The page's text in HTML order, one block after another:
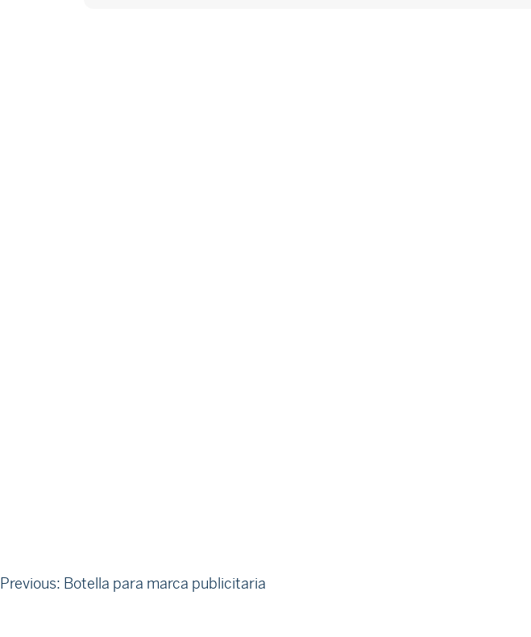
Navegació
Previous: Botella para marca publicitaria